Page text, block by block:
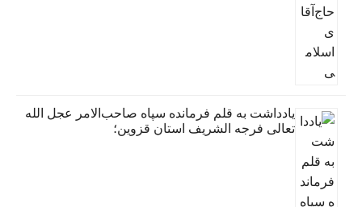
یادداشت به قلم فرمانده سپاه صاحب‌الامر عجل الله
تعالی فرجه الشریف استان قزوین؛